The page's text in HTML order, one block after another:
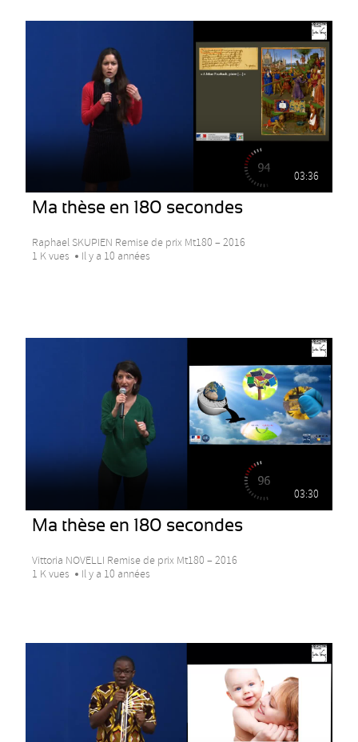
03:36
Ma thèse en 180 secondes
Raphael SKUPIEN Remise de prix Mt180 – 2016
1 K vues
Il y a 10 années
03:30
Ma thèse en 180 secondes
Vittoria NOVELLI Remise de prix Mt180 – 2016
1 K vues
Il y a 10 années